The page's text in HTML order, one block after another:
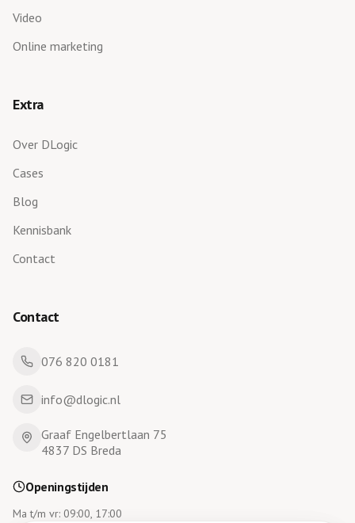
Video
Online marketing
Extra
Over DLogic
Cases
Blog
Kennisbank
Contact
Contact
076 820 0181
info@dlogic.nl
Graaf Engelbertlaan 75
4837 DS Breda
Openingstijden
Ma t/m vr: 09:00, 17:00